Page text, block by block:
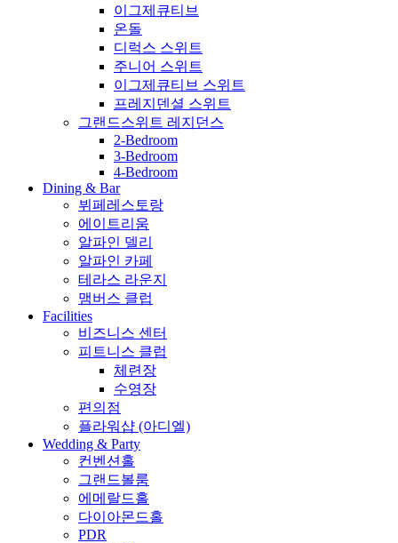
이그제큐티브
온돌
디럭스 스위트
주니어 스위트
이그제큐티브 스위트
프레지덴셜 스위트
그랜드스위트 레지던스
2-Bedroom
3-Bedroom
4-Bedroom
Dining & Bar
뷔페레스토랑
에이트리움
알파인 델리
알파인 카페
테라스 라운지
맴버스 클럽
Facilities
비즈니스 센터
피트니스 클럽
체련장
수영장
편의점
플라워샵 (아디엘)
Wedding & Party
컨벤션홀
그랜드볼룸
에메랄드홀
다이아몬드홀
PDR